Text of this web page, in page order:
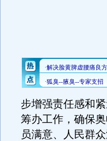
步增强责任感和
筹办工作，确保
员满意、人民群